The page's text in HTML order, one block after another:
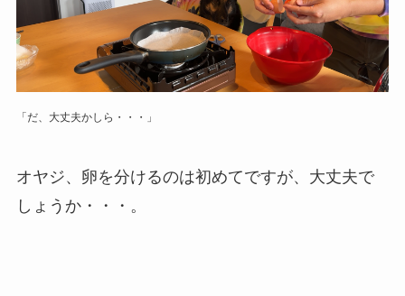
「だ、大丈夫かしら・・・」
オヤジ、卵を分けるのは初めてですが、大丈夫で
しょうか・・・。